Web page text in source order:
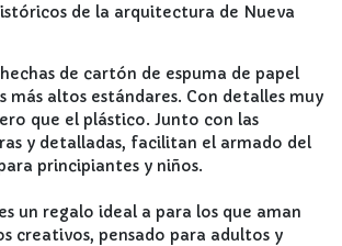
de la arquitectura de Nueva
de cartón de espuma de papel
más altos estándares. Con detalles muy
que el plástico. Junto con las
y detalladas, facilitan el armado del
principiantes y niños.
un regalo ideal a para los que aman
creativos, pensado para adultos y